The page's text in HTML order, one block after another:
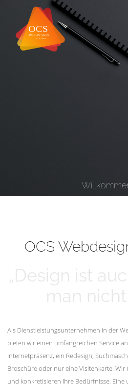
OCS
Als Dienstleistungsunternehmen in der
bieten wir einen umfangreichen Service
Internetpräsenz, ein Redesign,
Broschüre oder nur eine Visitenkarte.
und konkretisieren Ihre Bedürfnisse. Eine